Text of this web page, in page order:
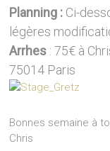
Planning : Ci-
légères
Arrhes : 75€ à
75014 Paris
Bonnes semaine à
Chris